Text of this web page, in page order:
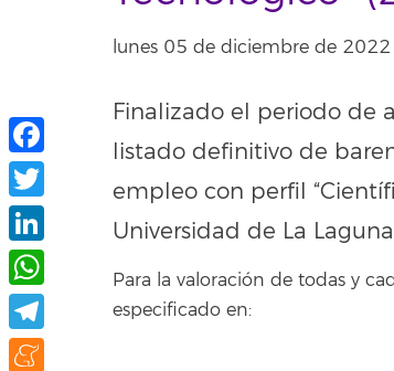
lunes 05 de diciembre de
Finalizado el periodo de
listado definitivo de
empleo con perfil
Universidad de La
Para la valoración de todas y
especificado en:
Facebook
Twitter
LinkedIn
WhatsApp
Telegram